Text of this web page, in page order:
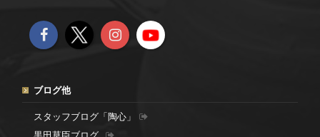
ブログ他
スタッフブログ「陶心」